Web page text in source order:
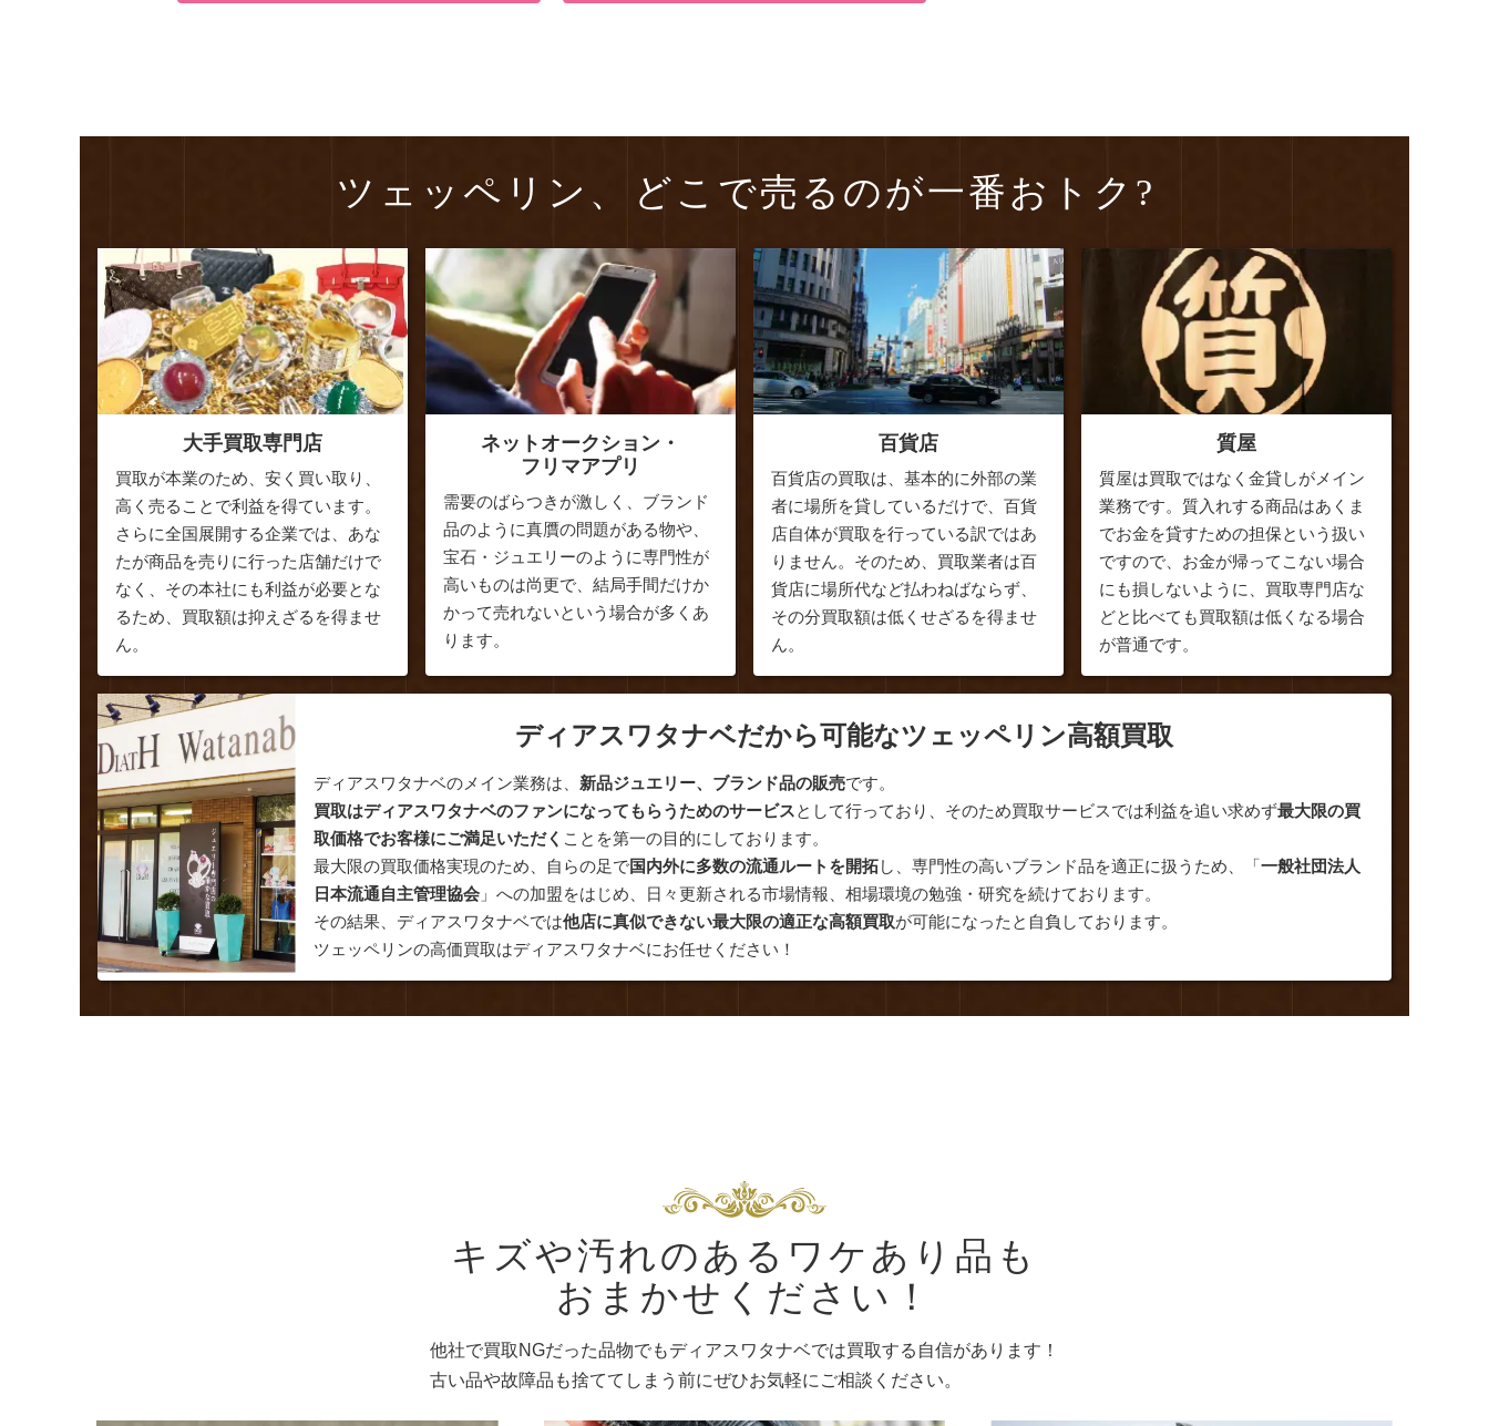
ツェッペリン、 どこで売るのが一番おトク?
大手買取専門店
買取が本業のため、安く買い取り、
高く売ることで利益を得ています。
さらに全国展開する企業では、あな
たが商品を売りに行った店舗だけで
なく、その本社にも利益が必要とな
るため、買取額は抑えざるを得ませ
ん。
ネットオークション・
フリマアプリ
需要のばらつきが激しく、ブランド
品のように真贋の問題がある物や、
宝石・ジュエリーのように専門性が
高いものは尚更で、結局手間だけか
かって売れないという場合が多くあ
ります。
百貨店
百貨店の買取は、基本的に外部の業
者に場所を貸しているだけで、百貨
店自体が買取を行っている訳ではあ
りません。そのため、買取業者は百
貨店に場所代など払わねばならず、
その分買取額は低くせざるを得ませ
ん。
質屋
質屋は買取ではなく金貸しがメイン
業務です。質入れする商品はあくま
でお金を貸すための担保という扱い
ですので、お金が帰ってこない場合
にも損しないように、買取専門店な
どと比べても買取額は低くなる場合
が普通です。
ディアスワタナベだから可能なツェッペリン高額買取
ディアスワタナベのメイン業務は、 新品ジュエリー、ブランド品の販売です。
買取はディアスワタナベのファンになってもらうためのサービスとして行っており、そのため買取サービスでは利益を追い求めず最大限の買
取価格でお客様にご満足いただく ことを第一の目的にしております。
最大限の買取価格実現のため、自らの足で国内外に多数の流通ルートを開拓し、専門性の高いブランド品を適正に扱うため、「一般社団法人
日本流通自主管理協会 」への加盟をはじめ、日々更新される市場情報、相場環境の勉強・研究を続けております。
その結果、ディアスワタナベでは他店に真似できない最大限の適正な高額買取が可能になったと自負しております。
ツェッペリンの高価買取はディアスワタナベにお任せください！
キズや汚れのあるワケあり品も
おまかせください！
他社で買取NGだった品物でもディアスワタナベでは買取する自信があります！
古い品や故障品も捨ててしまう前にぜひお気軽にご相談ください。